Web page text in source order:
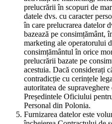
prelucrării în scopuri de
datele dvs. cu caracter
în care prelucrarea datelor
bazează pe consimțământ,
marketing ale operatorului
consimțământul în orice
prelucrării bazate pe
acestuia. Dacă considerați
contradicție cu cerințele
autoritatea de
Președintele Oficiului
Personal din Polonia.
Furnizarea datelor este